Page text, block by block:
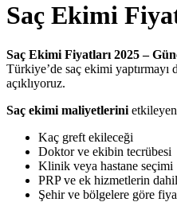
Saç Ekimi
Saç Ekimi Fiyatları 2025 –
Türkiye’de saç ekimi
açıklıyoruz.
Saç ekimi maliyetlerini
Kaç greft ekileceği
Doktor ve ekibin tecrübesi
Klinik veya hastane seçimi
PRP ve ek hizmetlerin dahil
Şehir ve bölgelere göre